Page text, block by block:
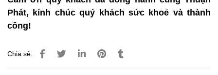
Phát, kính chúc quý khách sức khoẻ và thành
công!
Chia sẻ: